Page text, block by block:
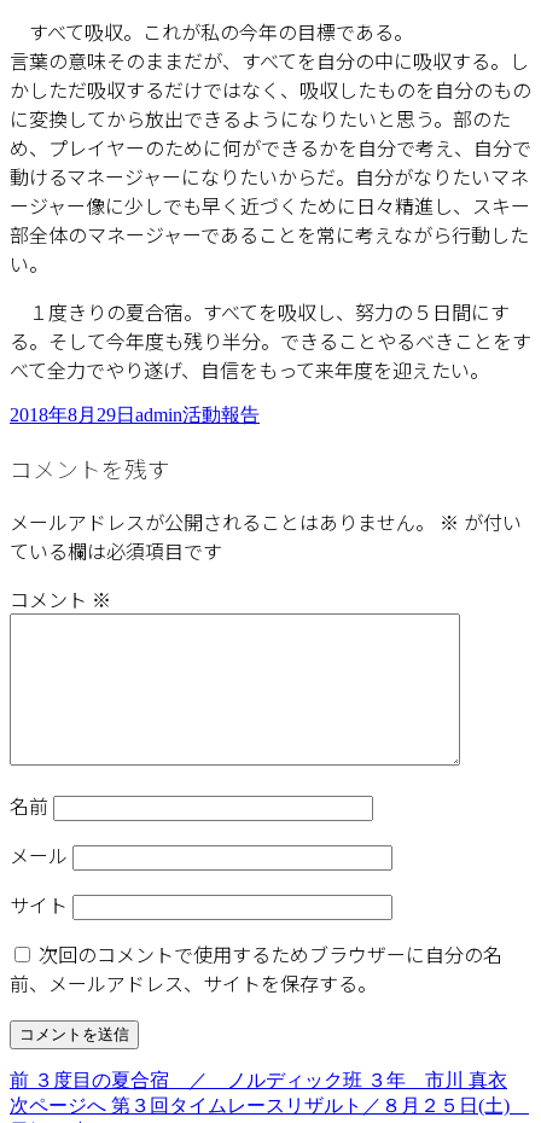
すべて吸収。これが私の今年の目標である。
言葉の意味そのままだが、すべてを自分の中に吸収する。し
かしただ吸収するだけではなく、吸収したものを自分のもの
に変換してから放出できるようになりたいと思う。部のた
め、プレイヤーのために何ができるかを自分で考え、自分で
動けるマネージャーになりたいからだ。自分がなりたいマネ
ージャー像に少しでも早く近づくために日々精進し、スキー
部全体のマネージャーであることを常に考えながら行動した
い。
１度きりの夏合宿。すべてを吸収し、努力の５日間にす
る。そして今年度も残り半分。できることやるべきことをす
べて全力でやり遂げ、自信をもって来年度を迎えたい。
投
日:
2018年8月29日 作
者
adminカ
ー
活動報告
コメントを残す
メールアドレスが公開されることはありません。 ※ が付い
ている欄は必須項目です
コメント ※
名前
メール
サイト
次回のコメントで使用するためブラウザーに自分の名
前、メールアドレス、サイトを保存する。
投
前 前
の
３度目の夏合宿 ／ ノルディック班 ３年 市川 真衣
次ページへ 次
第３回タイムレースリザルト／８月２５日(土)